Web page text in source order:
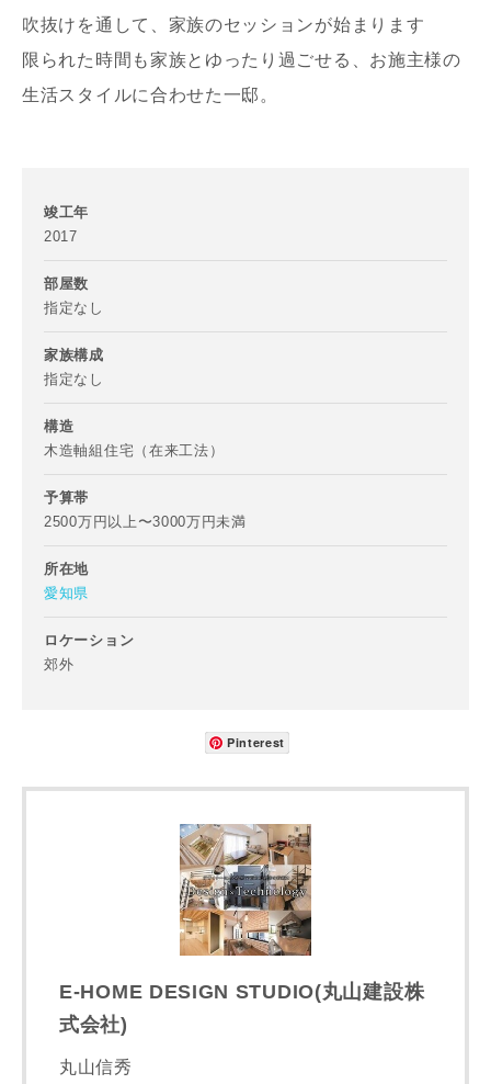
吹抜けを通して、家族のセッションが始まります
限られた時間も家族とゆったり過ごせる、お施主様の
生活スタイルに合わせた一邸。
竣工年
2017
部屋数
指定なし
家族構成
指定なし
構造
木造軸組住宅（在来工法）
予算帯
2500万円以上〜3000万円未満
所在地
愛知県
ロケーション
郊外
Pinterest
E-HOME DESIGN STUDIO(丸山建設株
式会社)
丸山信秀